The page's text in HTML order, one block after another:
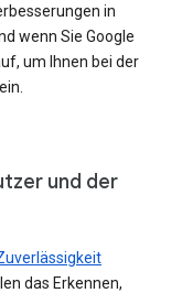
in
wenn Sie Google
um Ihnen bei der
und der
das Erkennen,